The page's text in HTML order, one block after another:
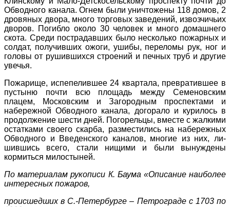
Обводного канала. Огнем были уничтожены 118 домов, 2
дровяных двора, много торговых заведений, извозчичьих
дворов. Погибло около 30 человек и много домашнего
скота. Среди пострадавших было несколько пожарных и
солдат, получивших ожо­ги, ушибы, переломы рук, ног и
головы от рушившихся строений и печных труб и другие
увечья.
Пожарище, испепелившее 24 квартала, превратившее в
пустыню почти всю площадь между Семеновским
плацем, Московским и Загородным проспектами и
набережной Обводного канала, догорало и курилось в
продолжение шести дней. Погорельцы, вместе с жалкими
остатками своего скарба, разместились на набережных
Обводного и Введенского каналов, многие из них, ли­
шившись всего, стали нищими и были вынуждены
кормиться милостыней.
По материалам рукописи К. Баума «Описание наиболее
интересных пожаров,
происшедших в С.-Петербурге – Петрограде с 1703 по